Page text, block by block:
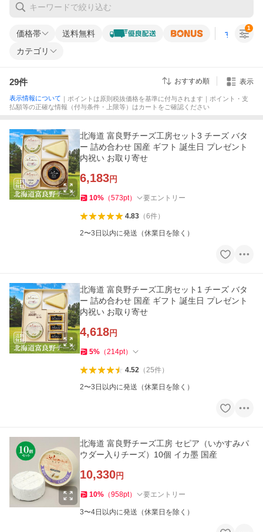
価格帯 送料無料 すべての条
カテゴリ
1
29件 おすすめ順 表示
表示情報について ｜ポイントは原則税抜価格を基準に付与されます｜ポイント・支
払額等の正確な情報（付与条件・上限等）はカートをご確認ください
北海道 富良野チーズ工房セット3 チーズ バタ
ー 詰め合わせ 国産 ギフト 誕生日 プレゼント
内祝い お取り寄せ
6,183円
10% （573pt） 要エントリー
4.83（6件）
2〜3日以内に発送（休業日を除く）
北海道 富良野チーズ工房セット1 チーズ バタ
ー 詰め合わせ 国産 ギフト 誕生日 プレゼント
内祝い お取り寄せ
4,618円
5% （214pt）
4.52（25件）
2〜3日以内に発送（休業日を除く）
北海道 富良野チーズ工房 セピア（いかすみパ
ウダー入りチーズ）10個 イカ墨 国産
10,330円
10% （958pt） 要エントリー
3〜4日以内に発送（休業日を除く）